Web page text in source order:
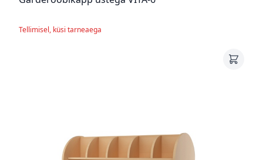
Tellimisel, küsi tarneaega